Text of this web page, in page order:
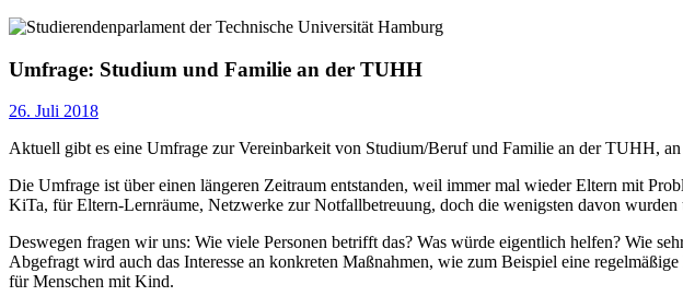
Umfrage: Studium und Familie an der TUHH
26. Juli 2018
Aktuell gibt es eine Umfrage zur Vereinbarkeit von Studium/Beruf und Familie an der TUHH,
Die Umfrage ist über einen längeren Zeitraum entstanden, weil immer mal wieder Eltern mit
KiTa, für Eltern-Lernräume, Netzwerke zur Notfallbetreuung, doch die wenigsten davon wurden
Deswegen fragen wir uns: Wie viele Personen betrifft das? Was würde eigentlich helfen? Wie
Abgefragt wird auch das Interesse an konkreten Maßnahmen, wie zum Beispiel eine
für Menschen mit Kind.